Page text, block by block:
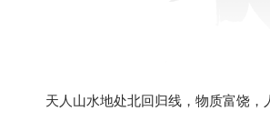
天人山水地处北回归线，物质富饶